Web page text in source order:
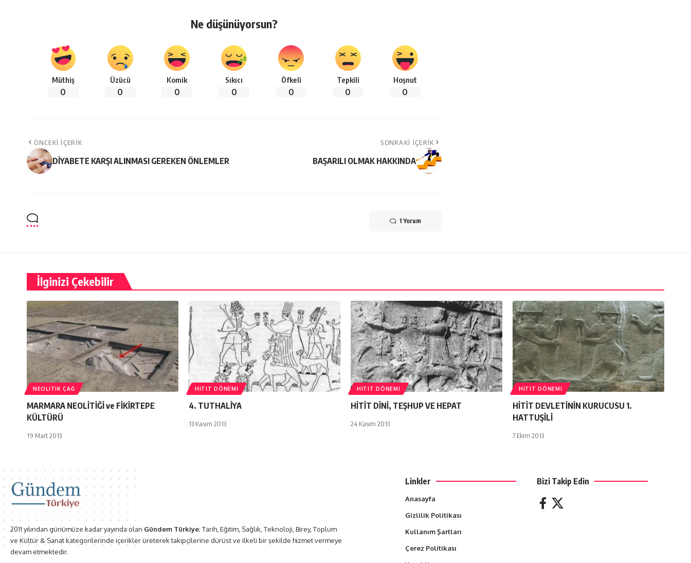
Ne düşünüyorsun?
Müthiş
0
Üzücü
0
Komik
0
Sıkıcı
0
Öfkeli
0
Tepkili
0
Hoşnut
0
ÖNCEKI İÇERIK
DİYABETE KARŞI ALINMASI GEREKEN ÖNLEMLER
SONRAKI İÇERIK
BAŞARILI OLMAK HAKKINDA
1 Yorum
İlginizi Çekebilir
NEOLITIK ÇAĞ
MARMARA NEOLİTİĞİ ve FİKİRTEPE
KÜLTÜRÜ
19 Mart 2013
HITIT DÖNEMI
4. TUTHALİYA
13 Kasım 2013
HITIT DÖNEMI
HİTİT DİNİ, TEŞHUP VE HEPAT
24 Kasım 2013
HITIT DÖNEMI
HİTİT DEVLETİNİN KURUCUSU 1.
HATTUŞİLİ
7 Ekim 2013
2011 yılından günümüze kadar yayında olan Gündem Türkiye; Tarih, Eğitim, Sağlık, Teknoloji, Birey, Toplum
ve Kültür & Sanat kategorilerinde içerikler üreterek takipçilerine dürüst ve ilkeli bir şekilde hizmet vermeye
devam etmektedir.
Linkler
Anasayfa
Gizlilik Politikası
Kullanım Şartları
Çerez Politikası
Bizi Takip Edin